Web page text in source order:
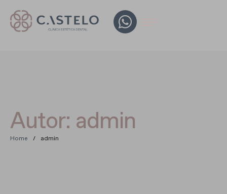
Autor: admin
Home / admin